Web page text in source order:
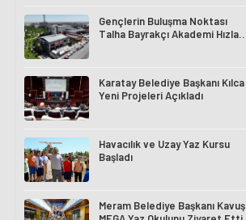
Gençlerin Buluşma Noktası
Talha Bayrakçı Akademi Hızla
Karatay Belediye Başkanı Kılca
Yeni Projeleri Açıkladı
Havacılık ve Uzay Yaz Kursu
Başladı
Meram Belediye Başkanı Kavuş